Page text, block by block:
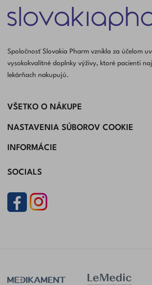
Spoločnosť Slovakia Pharm vznikla za účelom
vysokokvalitné doplnky výživy, ktoré pacienti
lekárňach nakupujú.
VŠETKO O NÁKUPE
NASTAVENIA SÚBOROV COOKIE
INFORMÁCIE
SOCIALS